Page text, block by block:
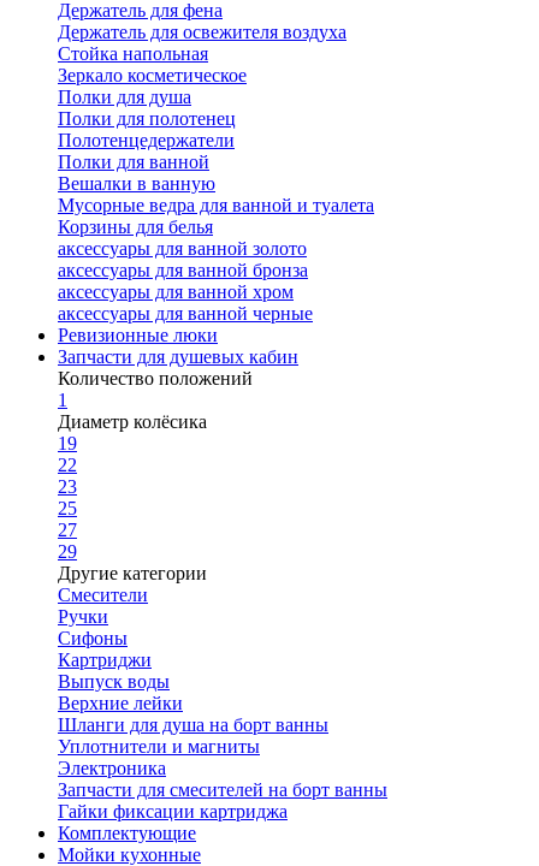
Держатель для фена
Держатель для освежителя воздуха
Стойка напольная
Зеркало косметическое
Полки для душа
Полки для полотенец
Полотенцедержатели
Полки для ванной
Вешалки в ванную
Мусорные ведра для ванной и туалета
Корзины для белья
аксессуары для ванной золото
аксессуары для ванной бронза
аксессуары для ванной хром
аксессуары для ванной черные
Ревизионные люки
Запчасти для душевых кабин
Количество положений
1
Диаметр колёсика
19
22
23
25
27
29
Другие категории
Смесители
Ручки
Сифоны
Картриджи
Выпуск воды
Верхние лейки
Шланги для душа на борт ванны
Уплотнители и магниты
Электроника
Запчасти для смесителей на борт ванны
Гайки фиксации картриджа
Комплектующие
Мойки кухонные